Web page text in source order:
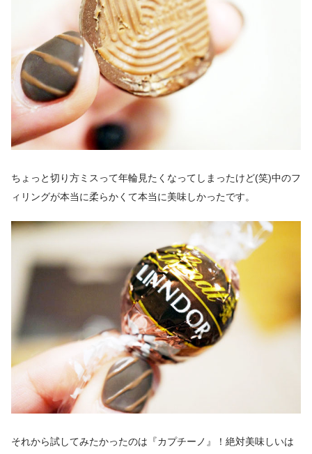
ちょっと切り方ミスって年輪見たくなってしまったけど(笑)中のフ
ィリングが本当に柔らかくて本当に美味しかったです。
それから試してみたかったのは『カプチーノ』！絶対美味しいは